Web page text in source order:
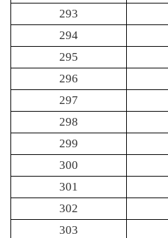
293
294
295
296
297
298
299
300
301
302
303